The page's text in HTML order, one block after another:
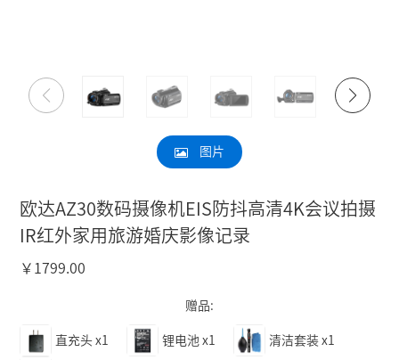
图片
欧达AZ30数码摄像机EIS防抖高清4K会议拍摄
IR红外家用旅游婚庆影像记录
￥ 1799.00
赠品:
直充头x1 锂电池x1 清洁套装x1